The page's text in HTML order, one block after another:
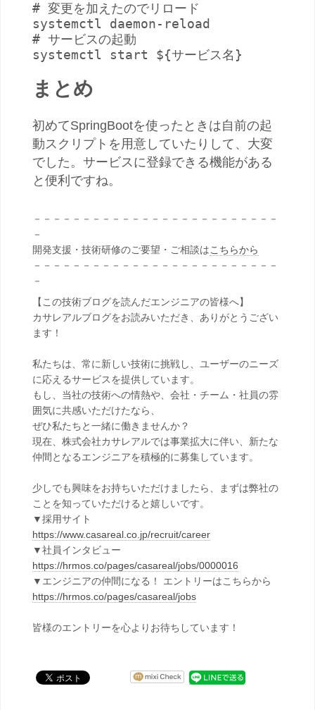
# 変更を加えたのでリロード
systemctl daemon-reload
# サービスの起動
systemctl start ${サービス名}
まとめ
初めてSpringBootを使ったときは自前の起
動スクリプトを用意していたりして、大変
でした。サービスに登録できる機能がある
と便利ですね。
－－－－－－－－－－－－－－－－－－－－－－－－－
－
開発支援・技術研修のご要望・ご相談はこちらから
－－－－－－－－－－－－－－－－－－－－－－－－－
－
【この技術ブログを読んだエンジニアの皆様へ】
カサレアルブログをお読みいただき、ありがとうござい
ます！
私たちは、常に新しい技術に挑戦し、ユーザーのニーズ
に応えるサービスを提供しています。
もし、当社の技術への情熱や、会社・チーム・社員の雰
囲気に共感いただけたなら、
ぜひ私たちと一緒に働きませんか？
現在、株式会社カサレアルでは事業拡大に伴い、新たな
仲間となるエンジニアを積極的に募集しています。
少しでも興味をお持ちいただけましたら、まずは弊社の
ことを知っていただけると嬉しいです。
▼採用サイト
https://www.casareal.co.jp/recruit/career
▼社員インタビュー
https://hrmos.co/pages/casareal/jobs/0000016
▼エンジニアの仲間になる！ エントリーはこちらから
https://hrmos.co/pages/casareal/jobs
皆様のエントリーを心よりお待ちしています！